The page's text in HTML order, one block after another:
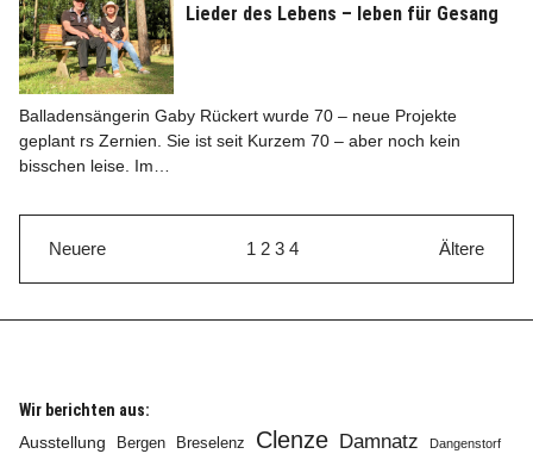
Lieder des Lebens – leben für Gesang
Balladensängerin Gaby Rückert wurde 70 – neue Projekte
geplant rs Zernien. Sie ist seit Kurzem 70 – aber noch kein
bisschen leise. Im…
Neuere 1 2 3 4 Ältere
Wir berichten aus:
Ausstellung
Bergen Breselenz Clenze Damnatz Dangenstorf